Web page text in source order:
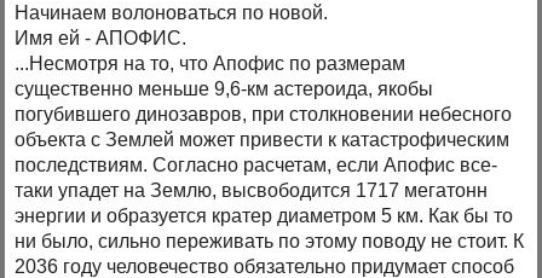
Начинаем волоноваться по новой.
Имя ей - АПОФИС.
...Несмотря на то, что Апофис по размерам
существенно меньше 9,6-км астероида, якобы
погубившего динозавров, при столкновении небесного
объекта с Землей может привести к катастрофическим
последствиям. Согласно расчетам, если Апофис все-
таки упадет на Землю, высвободится 1717 мегатонн
энергии и образуется кратер диаметром 5 км. Как бы то
ни было, сильно переживать по этому поводу не стоит. К
2036 году человечество обязательно придумает способ